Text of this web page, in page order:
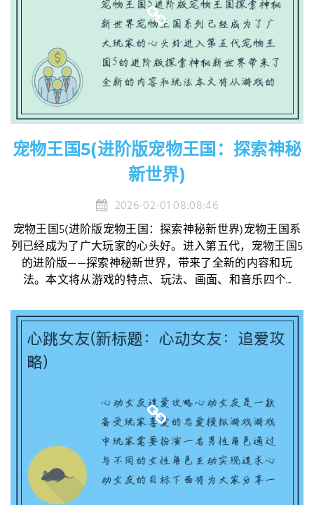
宠物王国5(进阶版宠物王国：探索神秘
新世界)
2026-02-01 08:08:46
宠物王国5(进阶版宠物王国：探索神秘新世界)宠物王国系
列已经成为了广大玩家的心头好。进入第五代，宠物王国5
的进阶版——探索神秘新世界，带来了全新的内容和玩
法。本文将从游戏的特点、玩法、画面、和音乐四个...